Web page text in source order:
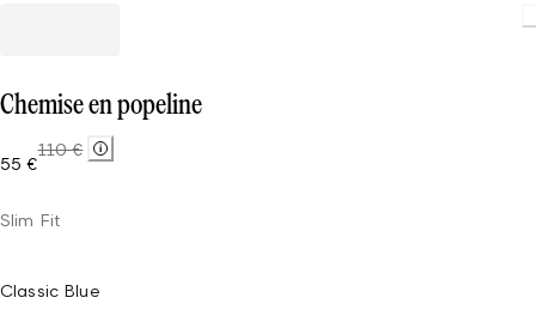
Chemise en popeline
55 €
110 €
Slim Fit
Classic Blue